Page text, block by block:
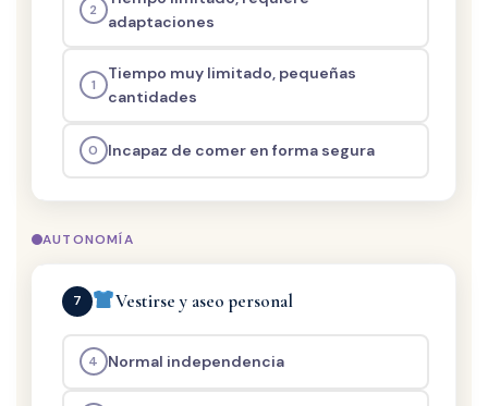
2
adaptaciones
1
Tiempo muy limitado, pequeñas
cantidades
0 Incapaz de comer en forma segura
AUTONOMÍA
7 Vestirse y aseo personal
4 Normal independencia